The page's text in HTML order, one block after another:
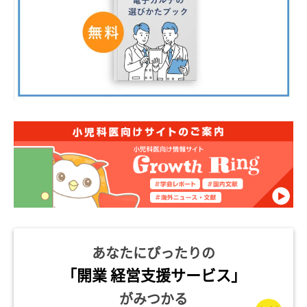
あなたにぴったりの
「開業 経営支援サービス」
がみつかる